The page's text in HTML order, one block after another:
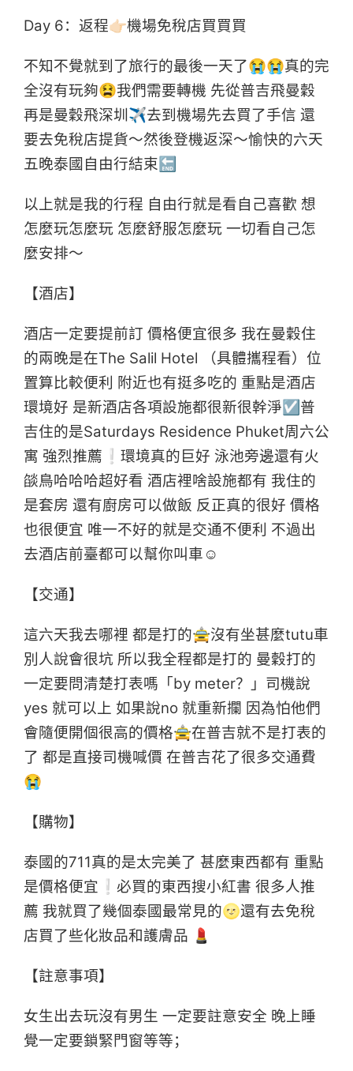
Day 6：返程👉🏻機場免稅店買買買
不知不覺就到了旅行的最後一天了😭😭真的完
全沒有玩夠😫我們需要轉機 先從普吉飛曼穀
再是曼穀飛深圳✈去到機場先去買了手信 還
要去免稅店提貨～然後登機返深～愉快的六天
五晚泰國自由行結束🔚
以上就是我的行程 自由行就是看自己喜歡 想
怎麼玩怎麼玩 怎麼舒服怎麼玩 一切看自己怎
麼安排～
【酒店】
酒店一定要提前訂 價格便宜很多 我在曼穀住
的兩晚是在The Salil Hotel （具體攜程看）位
置算比較便利 附近也有挺多吃的 重點是酒店
環境好 是新酒店各項設施都很新很幹淨☑普
吉住的是Saturdays Residence Phuket周六公
寓 強烈推薦❕環境真的巨好 泳池旁邊還有火
燄鳥哈哈哈超好看 酒店裡啥設施都有 我住的
是套房 還有廚房可以做飯 反正真的很好 價格
也很便宜 唯一不好的就是交通不便利 不過出
去酒店前臺都可以幫你叫車☺
【交通】
這六天我去哪裡 都是打的🚖沒有坐甚麼tutu車
別人說會很坑 所以我全程都是打的 曼穀打的
一定要問清楚打表嗎「by meter？」司機說
yes 就可以上 如果說no 就重新攔 因為怕他們
會隨便開個很高的價格🚖在普吉就不是打表的
了 都是直接司機喊價 在普吉花了很多交通費
😭
【購物】
泰國的711真的是太完美了 甚麼東西都有 重點
是價格便宜❕必買的東西搜小紅書 很多人推
薦 我就買了幾個泰國最常見的🌝還有去免稅
店買了些化妝品和護膚品 💄
【註意事項】
女生出去玩沒有男生 一定要註意安全 晚上睡
覺一定要鎖緊門窗等等；